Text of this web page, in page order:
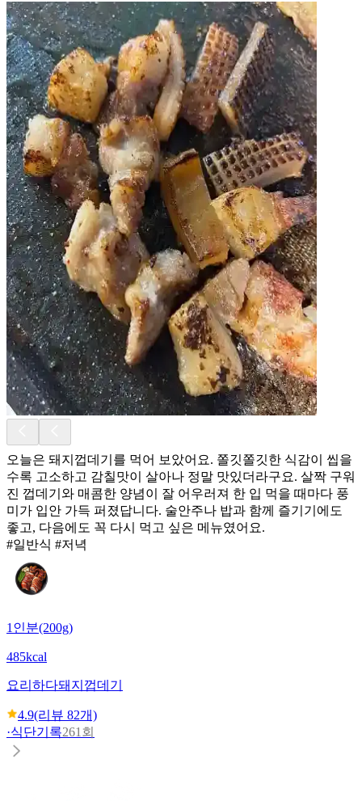
오늘은 돼지껍데기를 먹어 보았어요. 쫄깃쫄깃한 식감이 씹을
수록 고소하고 감칠맛이 살아나 정말 맛있더라구요. 살짝 구워
진 껍데기와 매콤한 양념이 잘 어우러져 한 입 먹을 때마다 풍
미가 입안 가득 퍼졌답니다. 술안주나 밥과 함께 즐기기에도
좋고, 다음에도 꼭 다시 먹고 싶은 메뉴였어요.
#일반식 #저녁
1인분(200g)
485kcal
요리하다돼지껍데기
4.9(리뷰 82개)
·식단기록261회